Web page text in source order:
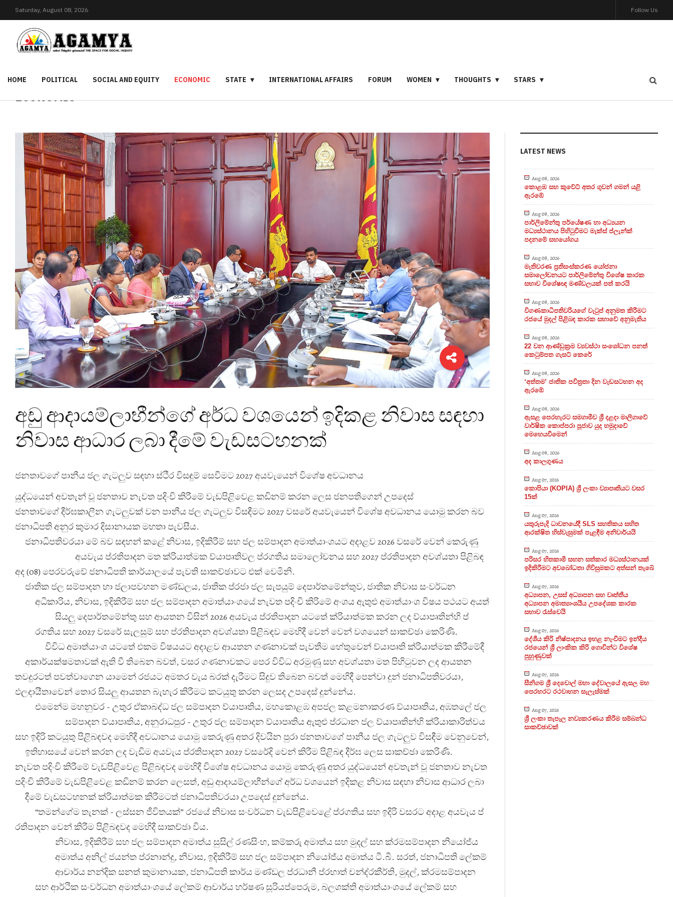
Saturday, August 08, 2026 Follow Us
HOME POLITICAL SOCIAL AND EQUITY ECONOMIC STATE INTERNATIONAL AFFAIRS FORUM WOMEN THOUGHTS STARS
ECONOMIC
අඩු ආදායම්ලාභීන්ගේ අර්ධ වශයෙන් ඉදිකළ නිවාස සඳහා
නිවාස ආධාර ලබා දීමේ වැඩසටහනක්
ජනතාවගේ පානීය ජල ගැටලුව සඳහා ස්ථීර විසඳුම් සෙවීමට 2027 අයවැයෙන් විශේෂ අවධානය
යුද්ධයෙන් අවතැන් වූ ජනතාව නැවත පදිංචි කිරීමේ වැඩපිළිවෙළ කඩිනම් කරන ලෙස ජනපතිගෙන් උපදෙස්
ජනතාවගේ දීර්ඝකාලීන ගැටලුවක් වන පානීය ජල ගැටලුව විසඳීමට 2027 වසරේ අයවැයෙන් විශේෂ අවධානය යොමු කරන බව
ජනාධිපති අනුර කුමාර දිසානායක මහතා පැවසීය.
ජනාධිපතිවරයා මේ බව සඳහන් කළේ නිවාස, ඉදිකිරීම් සහ ජල සම්පාදන අමාත්යාංශයට අදාළව 2026 වසරේ වෙන් කෙරුණු
අයවැය ප්රතිපාදන මත ක්රියාත්මක ව්යාපෘතිවල ප්රගතිය සමාලෝචනය සහ 2027 ප්රතිපාදන අවශ්යතා පිළිබඳ
අද (08) පෙරවරුවේ ජනාධිපති කාර්යාලයේ පැවති සාකච්ඡාවට එක් වෙමිනි.
ජාතික ජල සම්පාදන හා ජලාපවහන මණ්ඩලය, ජාතික ප්රජා ජල සැපයුම් දෙපාර්තමේන්තුව, ජාතික නිවාස සංවර්ධන
අධිකාරිය, නිවාස, ඉදිකිරීම් සහ ජල සම්පාදන අමාත්යාංශයේ නැවත පදිංචි කිරිමේ අංශය ඇතුළු අමාත්යාංශ විෂය පථයට අයත්
සියලු දෙපාර්තමේන්තු සහ ආයතන විසින් 2026 අයවැය ප්රතිපාදන යටතේ ක්රියාත්මක කරන ලද ව්යාපෘතින්හි ප්
රගතිය සහ 2027 වසරේ සැලසුම් සහ ප්රතිපාදන අවශ්යතා පිළිබඳව මෙහිදී වෙන් වෙන් වශයෙන් සාකච්ඡා කෙරිණි.
විවිධ අමාත්යාංශ යටතේ එකම විෂයයට අදාළව ආයතන ගණනාවක් පැවතීම හේතුවෙන් ව්යාපෘති ක්රියාත්මක කිරීමේදී
අකාර්යක්ෂමතාවක් ඇති වී තිබෙන බවත්, වසර ගණනාවකට පෙර විවිධ අරමුණු සහ අවශ්යතා මත පිහිටුවන ලද ආයතන
තවදුරටත් පවත්වාගෙන යාමෙන් රජයට අමතර වැය බරක් දැරීමට සිදුව තිබෙන බවත් මෙහිදී පෙන්වා දුන් ජනාධිපතිවරයා,
ඵලදායීතාවෙන් තොර සියලු ආයතන බැහැර කිරීමට කටයුතු කරන ලෙසද උපදෙස් දුන්නේය.
එමෙන්ම මහනුවර - උතුර ඒකාබද්ධ ජල සම්පාදන ව්යාපෘතිය, මහකොළඹ අපජල කළමනාකරණ ව්යාපෘතිය, අඹතලේ ජල
සම්පාදන ව්යාපෘතිය, අනුරාධපුර - උතුර ජල සම්පාදන ව්යාපෘතිය ඇතුළු ප්රධාන ජල ව්යාපෘතින්හි ක්රියාකාරිත්වය
සහ ඉදිරි කටයුතු පිළිබඳවද මෙහිදී අවධානය යොමු කෙරුණු අතර දිවයින පුරා ජනතාවගේ පානීය ජල ගැටලුව විසඳීම වෙනුවෙන්,
ඉතිහාසයේ වෙන් කරන ලද වැඩිම අයවැය ප්රතිපාදන 2027 වසරේදි වෙන් කිරීම පිළිබඳ දීර්ඝ ලෙස සාකච්ඡා කෙරිණි.
නැවත පදිංචි කිරීමේ වැඩපිළිවෙළ පිළිබඳවද මෙහිදී විශේෂ අවධානය යොමු කෙරුණු අතර යුද්ධයෙන් අවතැන් වූ ජනතාව නැවත
පදිංචි කිරීමේ වැඩපිළිවෙළ කඩිනම් කරන ලෙසත්, අඩු ආදායම්ලාභීන්ගේ අර්ධ වශයෙන් ඉදිකළ නිවාස සඳහා නිවාස ආධාර ලබා
දීමේ වැඩසටහනක් ක්රියාත්මක කිරීමටත් ජනාධිපතිවරයා උපදෙස් දුන්නේය.
“තමන්ගේම තැනක් - ලස්සන ජීවිතයක්” රජයේ නිවාස සංවර්ධන වැඩපිළිවෙළේ ප්රගතිය සහ ඉදිරි වසරට අදාළ අයවැය ප්
රතිපාදන වෙන් කිරීම පිළිබඳවද මෙහිදී සාකච්ඡා විය.
නිවාස, ඉදිකිරීම් සහ ජල සම්පාදන අමාත්ය සුසිල් රණසිංහ, කම්කරු අමාත්ය සහ මුදල් සහ ක්රමසම්පාදන නියෝජ්ය
අමාත්ය අනිල් ජයන්ත ප්රනාන්දු, නිවාස, ඉදිකිරීම් සහ ජල සම්පාදන නියෝජ්ය අමාත්ය ටී.බී. සරත්, ජනාධිපති ලේකම්
ආචාර්ය නන්දික සනත් කුමානායක, ජනාධිපති කාර්ය මණ්ඩල ප්රධානී ප්රභාත් චන්ද්රකීර්ති, මුදල්, ක්රමසම්පාදන
සහ ආර්ථික සංවර්ධන අමාත්යාංශයේ ලේකම් ආචාර්ය හර්ෂණ සූරියප්පෙරුම, බලශක්ති අමාත්යාංශයේ ලේකම් සහ
LATEST NEWS
Aug 08, 2026
කොළඹ සහ කුවේට් අතර ගුවන් ගමන් යළි
ඇරඹේ
Aug 08, 2026
පාර්ලිමේන්තු පර්යේෂණ හා අධ්‍යයන
මධ්‍යස්ථානය පිහිටුවීමට මැක්ස් ප්ලැන්ක්
පදනමේ සහයෝගය
Aug 08, 2026
මැතිවරණ ප්‍රතිසංස්කරණ යෝජනා
සමාලෝචනයට පාර්ලිමේන්තු විශේෂ කාරක
සභාව විශේෂඥ මණ්ඩලයක් පත් කරයි
Aug 08, 2026
විගණකාධිපතිවරියගේ වැටුප් අනුමත කිරීමට
රජයේ මුදල් පිළිබඳ කාරක සභාවේ අනුමැතිය
Aug 08, 2026
22 වන ආණ්ඩුක්‍රම ව්‍යවස්ථා සංශෝධන පනත්
කෙටුම්පත ගැසට් කෙරේ
Aug 08, 2026
‘අත්තම’ ජාතික පවිත්‍රතා දින වැඩසටහන අද
ඇරඹේ
Aug 08, 2026
ඇසළ පෙරහැරට සමගාමීව ශ්‍රී දළදා මාලිගාවේ
වාර්ෂික කොප්පරා පූජාව යුද හමුදාවේ
මෙහෙයවීමෙන්
Aug 08, 2026
අද කාලගුණය
Aug 07, 2026
කොපියා (KOPIA) ශ්‍රී ලංකා ව්‍යාපෘතියට වසර
15ක්
Aug 07, 2026
යතුරුපැදි ධාවනයේදී SLS සහතිකය සහිත
ආරක්ෂිත හිස්වැසුමක් පැළඳීම අනිවාර්යයි
Aug 07, 2026
පරිසර හිතකාමී සහන සත්කාර මධ්‍යස්ථානයක්
ඉදිකිරීමට අවබෝධතා ගිවිසුමකට අත්සන් තැබේ
Aug 07, 2026
අධ්‍යාපන, උසස් අධ්‍යාපන සහ වෘත්තීය
අධ්‍යාපන අමාත්‍යාංශයීය උපදේශක කාරක
සභාව රැස්වෙයි
Aug 07, 2026
දේශීය කිරි නිෂ්පාදනය ඉහළ නැංවීමට ඉන්දීය
රජයෙන් ශ්‍රී ලාංකික කිරි ගොවීන්ට විශේෂ
පුහුණුවක්
Aug 07, 2026
සීනිගම ශ්‍රී දෙවොල් මහා දේවාලයේ ඇසල මහ
පෙරහරට රථවාහන සැලැස්මක්
Aug 07, 2026
ශ්‍රී ලංකා තැපෑල නව්‍යකරණය කිරීම සම්බන්ධ
සාකච්ඡාවක්